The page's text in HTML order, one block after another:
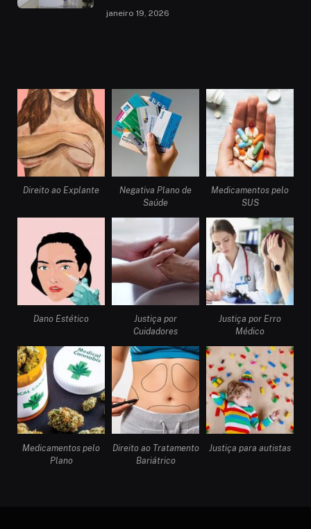
janeiro 19, 2026
Direito ao Explante
Negativa Plano de
Saúde
Medicamentos pelo
SUS
Dano Estético
Justiça por
Cuidadores
Justiça por Erro
Médico
Medicamentos pelo
Plano
Direito ao Tratamento
Bariátrico
Justiça para autistas